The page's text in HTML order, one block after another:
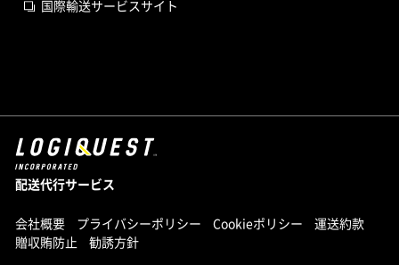
国際輸送サービスサイト
配送代行サービス
会社概要 プライバシーポリシー Cookieポリシー
運送約款
贈収賄防止
勧誘方針